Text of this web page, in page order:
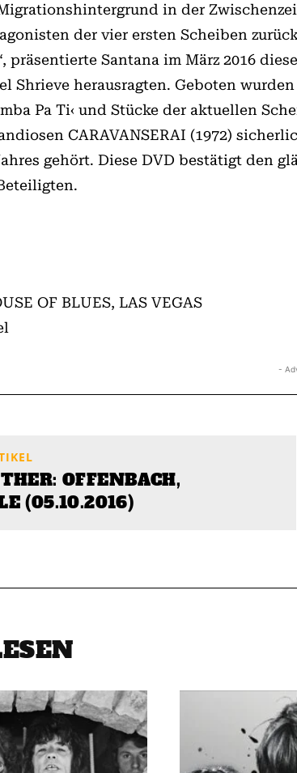
in der
der vier ersten Scheiben
präsentierte Santana im März 2016
Shrieve herausragten. Geboten wurden
Pa Ti‹ und Stücke der aktuellen
CARAVANSERAI (1972)
gehört. Die­se DVD bestätigt den
OF BLUES, LAS VEGAS
-
OFFENBACH,
(05.10.2016)